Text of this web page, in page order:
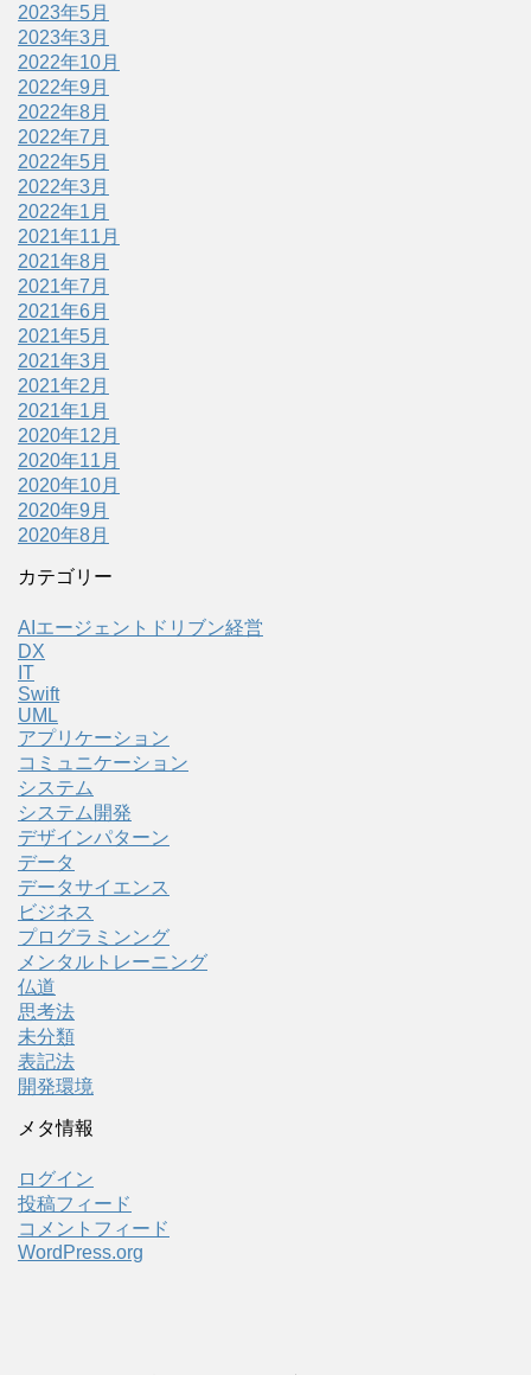
2023年5月
2023年3月
2022年10月
2022年9月
2022年8月
2022年7月
2022年5月
2022年3月
2022年1月
2021年11月
2021年8月
2021年7月
2021年6月
2021年5月
2021年3月
2021年2月
2021年1月
2020年12月
2020年11月
2020年10月
2020年9月
2020年8月
カテゴリー
AIエージェントドリブン経営
DX
IT
Swift
UML
アプリケーション
コミュニケーション
システム
システム開発
デザインパターン
データ
データサイエンス
ビジネス
プログラミンング
メンタルトレーニング
仏道
思考法
未分類
表記法
開発環境
メタ情報
ログイン
投稿フィード
コメントフィード
WordPress.org